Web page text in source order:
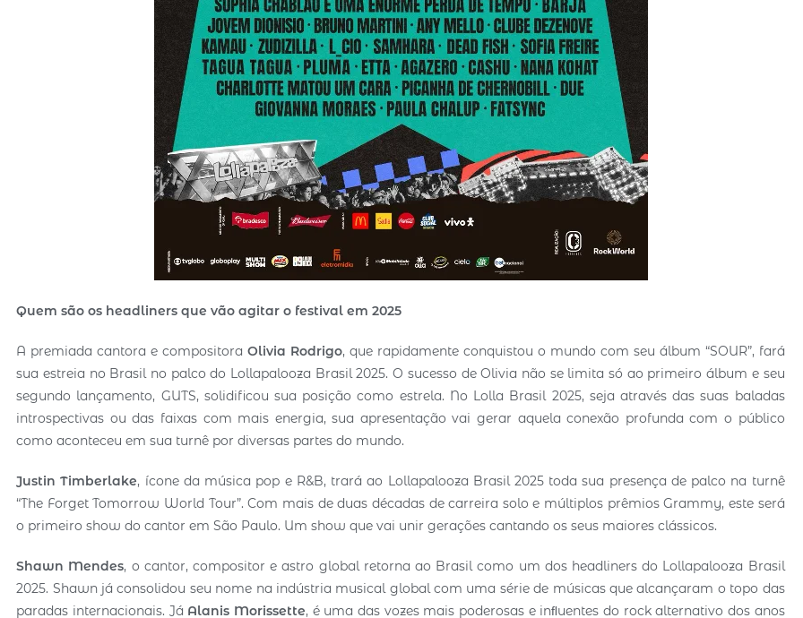
Quem são os headliners que vão agitar o festival em 2025
A premiada cantora e compositoraOlivia Rodrigo, que rapidamente conquistou o mundo com seu álbum “SOUR”, fará
sua estreia no Brasil no palco do Lollapalooza Brasil 2025. O sucesso de Olivia não se limita só ao primeiro álbum e seu
segundo lançamento, GUTS, solidificou sua posição como estrela. No Lolla Brasil 2025, seja através das suas baladas
introspectivas ou das faixas com mais energia, sua apresentação vai gerar aquela conexão profunda com o público
como aconteceu em sua turnê por diversas partes do mundo.
Justin Timberlake, ícone da música pop e R&B, trará ao Lollapalooza Brasil 2025 toda sua presença de palco na turnê
“The Forget Tomorrow World Tour”. Com mais de duas décadas de carreira solo e múltiplos prêmios Grammy, este será
o primeiro show do cantor em São Paulo. Um show que vai unir gerações cantando os seus maiores clássicos.
Shawn Mendes, o cantor, compositor e astro global retorna ao Brasil como um dos headliners do Lollapalooza Brasil
2025. Shawn já consolidou seu nome na indústria musical global com uma série de músicas que alcançaram o topo das
paradas internacionais. Já Alanis Morissette, é uma das vozes mais poderosas e inﬂuentes do rock alternativo dos anos